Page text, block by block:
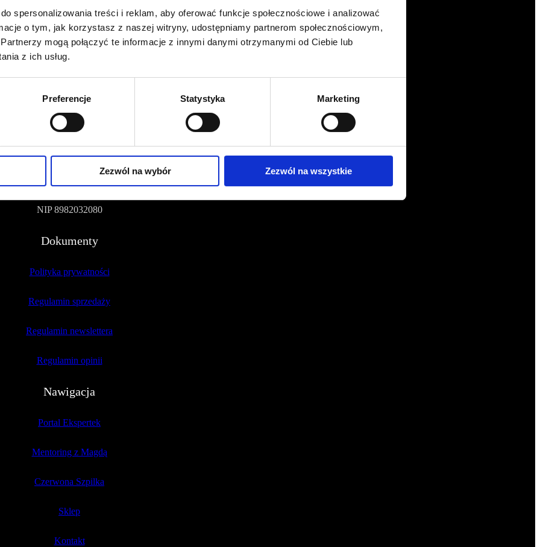
spersonalizowania treści i reklam, aby oferować funkcje społecznościowe i analizować
o tym, jak korzystasz z naszej witryny, udostępniamy partnerom społecznościowym,
mogą połączyć te informacje z innymi danymi otrzymanymi od Ciebie lub
z ich usług.
Preferencje Statystyka Marketing
Zezwól na wybór Zezwól na wszystkie
+48 577 333 077
NUMER KONTA DO WPŁAT:
81 1090 2398 0000 0001 0191 1368
CZERWONA SZPILKA
NIP 8982032080
Dokumenty
Polityka prywatności
Regulamin sprzedaży
Regulamin newslettera
Regulamin opinii
Nawigacja
Portal Ekspertek
Mentoring z Magdą
Czerwona Szpilka
Sklep
Kontakt